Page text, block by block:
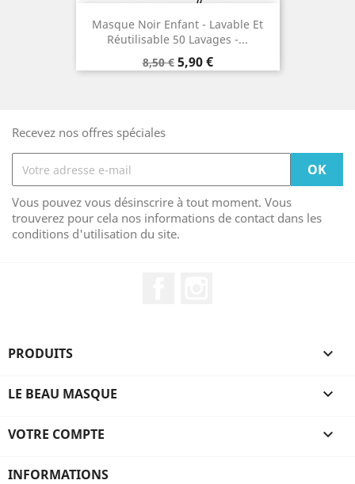
Masque Noir Enfant - Lavable Et
Réutilisable 50 Lavages -...
Prix
de
8,50 € Prix
5,90 €
Recevez nos offres spéciales
Vous pouvez vous désinscrire à tout moment. Vous
trouverez pour cela nos informations de contact dans les
conditions d'utilisation du site.
PRODUITS 
LE BEAU MASQUE 
VOTRE COMPTE 
INFORMATIONS